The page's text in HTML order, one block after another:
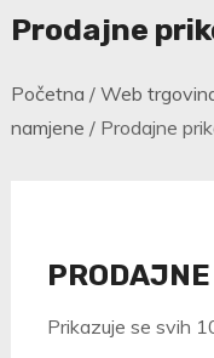
Prodajne
Početna / Web
namjene / Prodajne
Prikazuje se svih